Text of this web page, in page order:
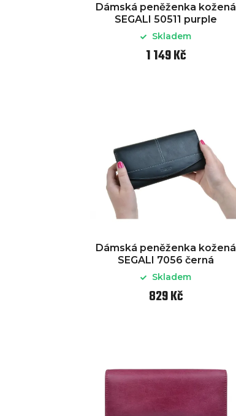
Dámská peněženka kožená
SEGALI 50511 purple
Skladem
1 149 Kč
Dámská peněženka kožená
SEGALI 7056 černá
Skladem
829 Kč